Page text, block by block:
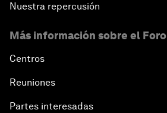
Nuestra repercusión
Más información sobre el Foro
Centros
Reuniones
Partes interesadas